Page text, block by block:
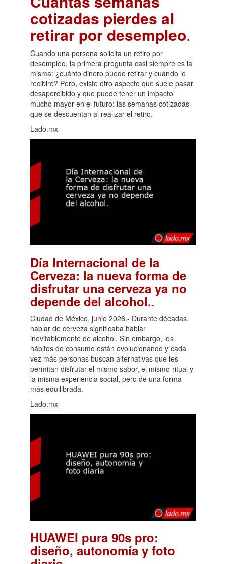
cotizadas pierdes al
retirar por desempleo.
Cuando una persona solicita un retiro por
desempleo, la primera pregunta casi siempre es la
misma: ¿cuánto dinero puedo retirar y cuándo lo
recibiré? Pero, existe otro aspecto que suele pasar
desapercibido y que puede tener un impacto
mucho mayor en el futuro: las semanas cotizadas
que se descuentan al realizar el retiro.
Lado.mx
Día Internacional de la
Cerveza: la nueva forma de
disfrutar una cerveza ya no
depende del alcohol..
Ciudad de México, junio 2026.- Durante décadas,
hablar de cerveza significaba hablar
inevitablemente de alcohol. Sin embargo, los
hábitos de consumo están evolucionando y cada
vez más personas buscan alternativas que les
permitan disfrutar el mismo sabor, el mismo ritual y
la misma experiencia social, pero de una forma
más equilibrada.
Lado.mx
HUAWEI pura 90s pro:
diseño, autonomía y foto